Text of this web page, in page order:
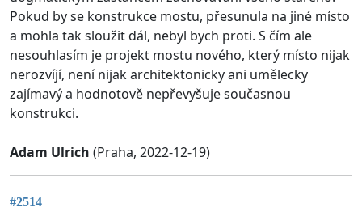
Pokud by se konstrukce mostu, přesunula na jiné místo
a mohla tak sloužit dál, nebyl bych proti. S čím ale
nesouhlasím je projekt mostu nového, který místo nijak
nerozvíjí, není nijak architektonicky ani umělecky
zajímavý a hodnotově nepřevyšuje současnou
konstrukci.
Adam Ulrich (Praha, 2022-12-19)
#2514